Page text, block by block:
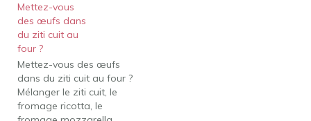
Mettez-vous
des œufs dans
du ziti cuit au
four ?
Mettez-vous des œufs
dans du ziti cuit au four ?
Mélanger le ziti cuit, le
fromage ricotta, le